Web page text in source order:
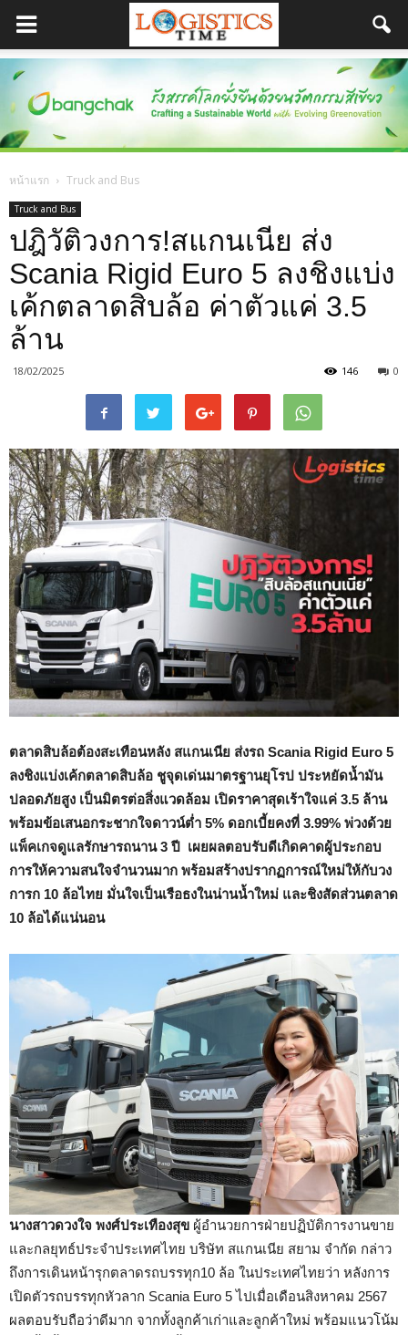
หน้าแรก Truck and Bus
Truck and Bus
ปฎิวัติวงการ!สแกนเนีย ส่ง
Scania Rigid Euro 5 ลงชิงแบ่ง
เค้กตลาดสิบล้อ ค่าตัวแค่ 3.5
ล้าน
18/02/2025 0
146
ตลาดสิบล้อต้องสะเทือนหลัง สแกนเนีย ส่งรถ Scania Rigid Euro 5
ลงชิงแบ่งเค้กตลาดสิบล้อ ชูจุดเด่นมาตรฐานยุโรป ประหยัดน้ำมัน
ปลอดภัยสูง เป็นมิตรต่อสิ่งแวดล้อม เปิดราคาสุดเร้าใจแค่ 3.5 ล้าน
พร้อมข้อเสนอกระชากใจดาวน์ต่ำ 5% ดอกเบี้ยคงที่ 3.99% พ่วงด้วย
แพ็คเกจดูแลรักษารถนาน 3 ปี เผยผลตอบรับดีเกิดคาดผู้ประกอบ
การให้ความสนใจจำนวนมาก พร้อมสร้างปรากฏการณ์ใหม่ให้กับวง
การก 10 ล้อไทย มั่นใจเป็นเรือธงในน่านน้ำใหม่ และชิงสัดส่วนตลาด
10 ล้อได้แน่นอน
นางสาวดวงใจ พงศ์ประเทืองสุข ผู้อำนวยการฝ่ายปฏิบัติการงานขาย
และกลยุทธ์ประจำประเทศไทย บริษัท สแกนเนีย สยาม จำกัด กล่าว
ถึงการเดินหน้ารุกตลาดรถบรรทุก10 ล้อ ในประเทศไทยว่า หลังการ
เปิดตัวรถบรรทุกหัวลาก Scania Euro 5 ไปเมื่อเดือนสิงหาคม 2567
ผลตอบรับถือว่าดีมาก จากทั้งลูกค้าเก่าและลูกค้าใหม่ พร้อมแนวโน้ม